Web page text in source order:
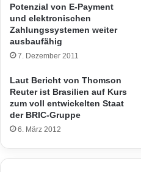
Potenzial von E-Payment
und elektronischen
Zahlungssystemen weiter
ausbaufähig
7. Dezember 2011
Laut Bericht von Thomson
Reuter ist Brasilien auf Kurs
zum voll entwickelten Staat
der BRIC-Gruppe
6. März 2012